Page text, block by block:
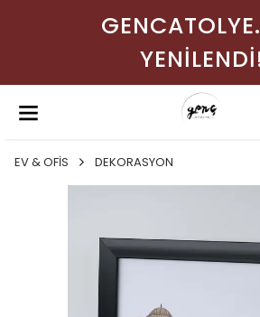
EV & OFİS DEKORASYON